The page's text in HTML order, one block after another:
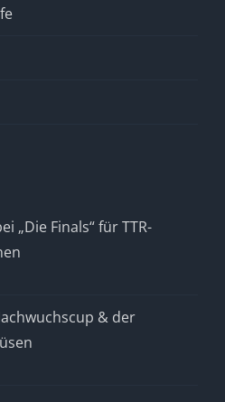
„Die Finals“ für TTR-
& der